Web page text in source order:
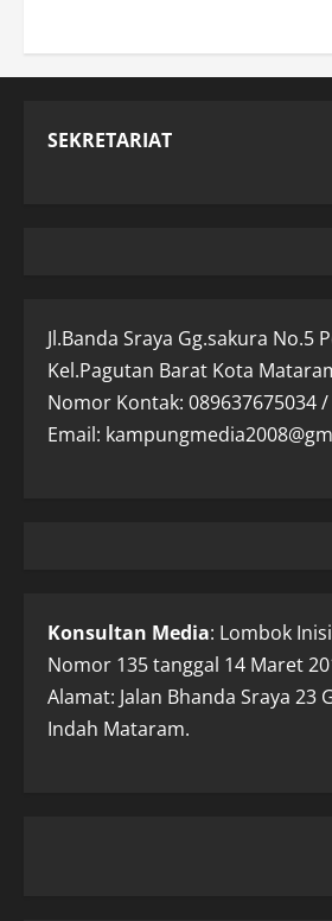
SEKRETARIAT
Jl.Banda Sraya Gg.sakura No.5
Kel.Pagutan Barat Kota
Nomor Kontak: 089637675034
Email:
Konsultan Media: Lombok
Nomor 135 tanggal 14 Maret
Alamat: Jalan Bhanda Sraya 23
Indah Mataram.